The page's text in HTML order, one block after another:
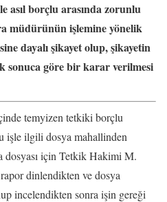
asıl borçlu arasında zorunlu
müdürünün işlemine yönelik
dayalı şikayet olup, şikayetin
sonuca göre bir karar verilmesi
temyizen tetkiki borçlu
işle ilgili dosya mahallinden
dosyası için Tetkik Hakimi M.
dinlendikten ve dosya
incelendikten sonra işin gereği